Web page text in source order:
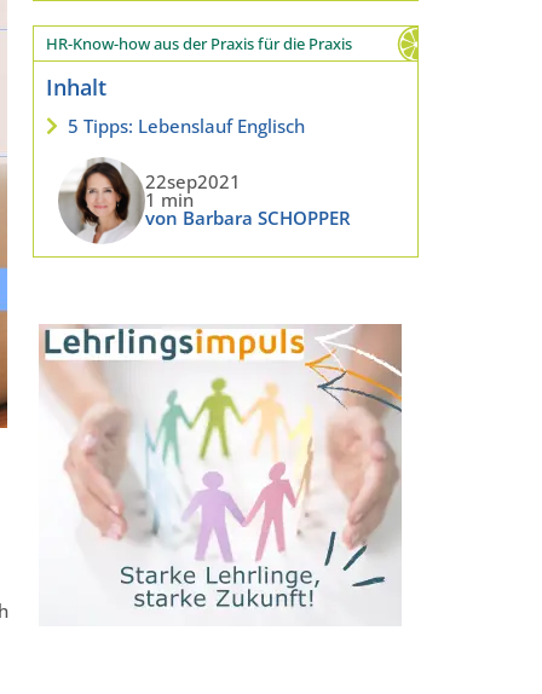
HR-Know-how aus der Praxis für die Praxis
Inhalt
5 Tipps: Lebenslauf Englisch
22sep2021
1 min
von Barbara SCHOPPER